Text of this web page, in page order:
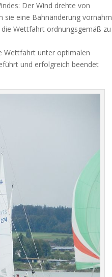
Der Wind drehte von
eine Bahnänderung vornahm
Wettfahrt ordnungsgemäß zu
Wettfahrt unter optimalen
und erfolgreich beendet